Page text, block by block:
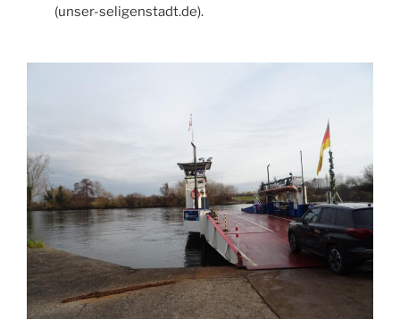
(unser-seligenstadt.de).